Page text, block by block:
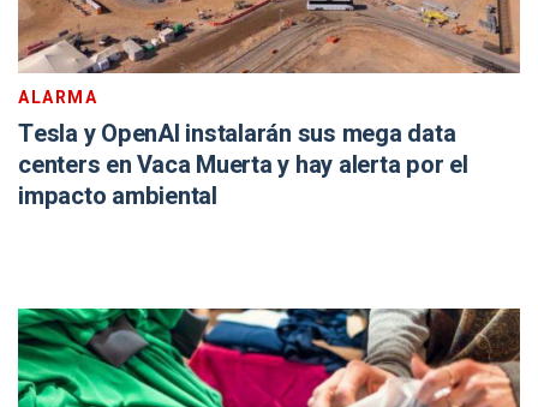
ALARMA
Tesla y OpenAI instalarán sus mega data
centers en Vaca Muerta y hay alerta por el
impacto ambiental